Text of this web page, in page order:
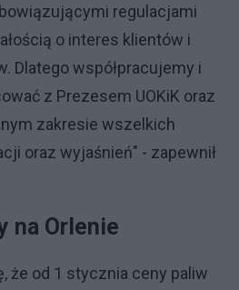
regulacjami
o interes klientów i
Dlatego współpracujemy i
z Prezesem UOKiK oraz
zakresie wszelkich
oraz wyjaśnień" - zapewnił
na Orlenie
że od 1 stycznia ceny paliw